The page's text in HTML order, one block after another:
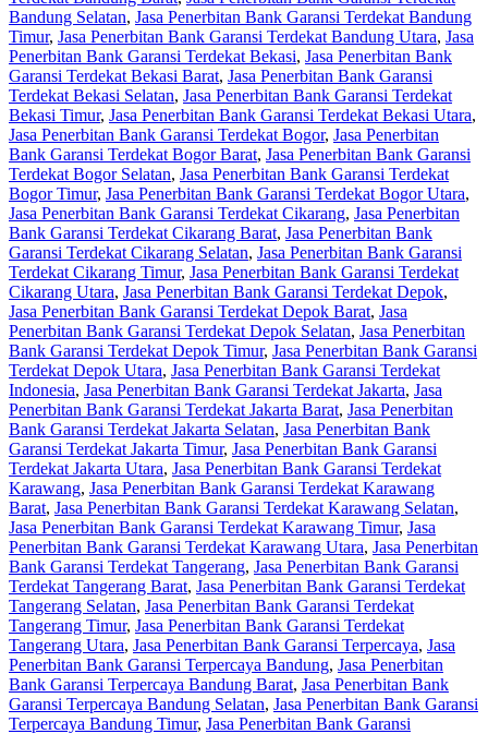
Bandung Selatan, Jasa Penerbitan Bank Garansi Terdekat Bandung
Timur, Jasa Penerbitan Bank Garansi Terdekat Bandung Utara, Jasa
Penerbitan Bank Garansi Terdekat Bekasi, Jasa Penerbitan Bank
Garansi Terdekat Bekasi Barat, Jasa Penerbitan Bank Garansi
Terdekat Bekasi Selatan, Jasa Penerbitan Bank Garansi Terdekat
Bekasi Timur, Jasa Penerbitan Bank Garansi Terdekat Bekasi Utara,
Jasa Penerbitan Bank Garansi Terdekat Bogor, Jasa Penerbitan
Bank Garansi Terdekat Bogor Barat, Jasa Penerbitan Bank Garansi
Terdekat Bogor Selatan, Jasa Penerbitan Bank Garansi Terdekat
Bogor Timur, Jasa Penerbitan Bank Garansi Terdekat Bogor Utara,
Jasa Penerbitan Bank Garansi Terdekat Cikarang, Jasa Penerbitan
Bank Garansi Terdekat Cikarang Barat, Jasa Penerbitan Bank
Garansi Terdekat Cikarang Selatan, Jasa Penerbitan Bank Garansi
Terdekat Cikarang Timur, Jasa Penerbitan Bank Garansi Terdekat
Cikarang Utara, Jasa Penerbitan Bank Garansi Terdekat Depok,
Jasa Penerbitan Bank Garansi Terdekat Depok Barat, Jasa
Penerbitan Bank Garansi Terdekat Depok Selatan, Jasa Penerbitan
Bank Garansi Terdekat Depok Timur, Jasa Penerbitan Bank Garansi
Terdekat Depok Utara, Jasa Penerbitan Bank Garansi Terdekat
Indonesia, Jasa Penerbitan Bank Garansi Terdekat Jakarta, Jasa
Penerbitan Bank Garansi Terdekat Jakarta Barat, Jasa Penerbitan
Bank Garansi Terdekat Jakarta Selatan, Jasa Penerbitan Bank
Garansi Terdekat Jakarta Timur, Jasa Penerbitan Bank Garansi
Terdekat Jakarta Utara, Jasa Penerbitan Bank Garansi Terdekat
Karawang, Jasa Penerbitan Bank Garansi Terdekat Karawang
Barat, Jasa Penerbitan Bank Garansi Terdekat Karawang Selatan,
Jasa Penerbitan Bank Garansi Terdekat Karawang Timur, Jasa
Penerbitan Bank Garansi Terdekat Karawang Utara, Jasa Penerbitan
Bank Garansi Terdekat Tangerang, Jasa Penerbitan Bank Garansi
Terdekat Tangerang Barat, Jasa Penerbitan Bank Garansi Terdekat
Tangerang Selatan, Jasa Penerbitan Bank Garansi Terdekat
Tangerang Timur, Jasa Penerbitan Bank Garansi Terdekat
Tangerang Utara, Jasa Penerbitan Bank Garansi Terpercaya, Jasa
Penerbitan Bank Garansi Terpercaya Bandung, Jasa Penerbitan
Bank Garansi Terpercaya Bandung Barat, Jasa Penerbitan Bank
Garansi Terpercaya Bandung Selatan, Jasa Penerbitan Bank Garansi
Terpercaya Bandung Timur, Jasa Penerbitan Bank Garansi